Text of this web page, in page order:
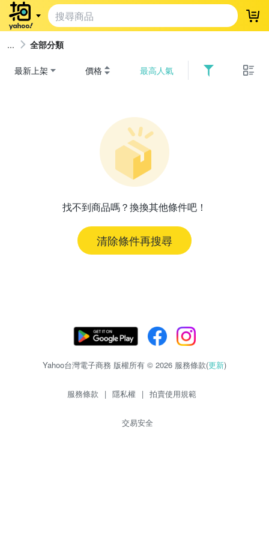
登
全部分類
最新上架 價格 最高人氣
找不到商品嗎？換換其他條件吧！
清除條件再搜尋
Yahoo台灣電子商務 版權所有 © 2026 服務條款(更新)
服務條款 | 隱私權 | 拍賣使用規範
交易安全